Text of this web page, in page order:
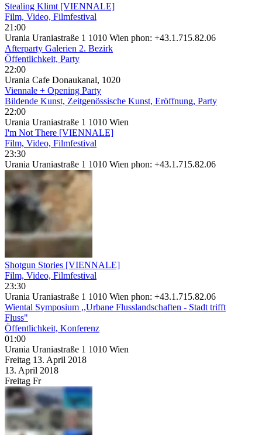
Stealing Klimt [VIENNALE]
Film, Video, Filmfestival
21:00
Urania Uraniastraße 1 1010 Wien phon: +43.1.715.82.06
Afterparty Galerien 2. Bezirk
Öffentlichkeit, Party
22:00
Urania Cafe Donaukanal, 1020
Viennale + Opening Party
Bildende Kunst, Zeitgenössische Kunst, Eröffnung, Party
22:00
Urania Uraniastraße 1 1010 Wien
I'm Not There [VIENNALE]
Film, Video, Filmfestival
23:30
Urania Uraniastraße 1 1010 Wien phon: +43.1.715.82.06
Shotgun Stories [VIENNALE]
Film, Video, Filmfestival
23:30
Urania Uraniastraße 1 1010 Wien phon: +43.1.715.82.06
Wiental Symposium ,,Urbane Flusslandschaften - Stadt trifft
Fluss"
Öffentlichkeit, Konferenz
01:00
Urania Uraniastraße 1 1010 Wien
Freitag 13. April 2018
13. April 2018
Freitag Fr